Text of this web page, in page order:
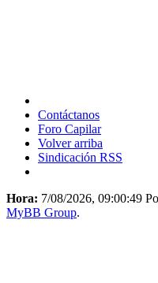
Contáctanos
Foro Capilar
Volver arriba
Sindicación RSS
Hora: 7/08/2026, 09:00:49
MyBB Group.